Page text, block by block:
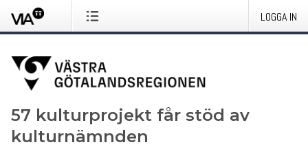
LOGGA IN
57 kulturprojekt får stöd av
kulturnämnden